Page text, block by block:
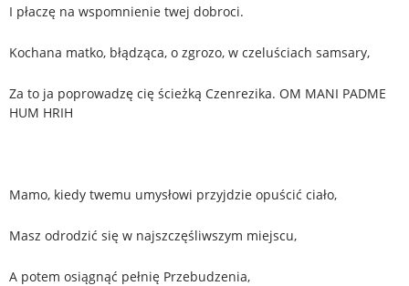
I płaczę na wspomnienie twej dobroci.
Kochana matko, błądząca, o zgrozo, w czeluściach samsary,
Za to ja poprowadzę cię ścieżką Czenrezika. OM MANI PADME
HUM HRIH
Mamo, kiedy twemu umysłowi przyjdzie opuścić ciało,
Masz odrodzić się w najszczęśliwszym miejscu,
A potem osiągnąć pełnię Przebudzenia,